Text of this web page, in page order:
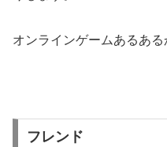
オンラインゲームあるある
フレンド